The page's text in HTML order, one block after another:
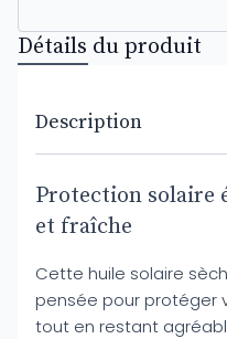
Détails du produit
Description
Protection solaire
et fraîche
Cette huile solaire
pensée pour protéger
tout en restant